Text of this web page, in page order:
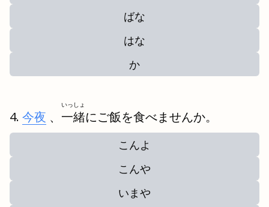
ばな
はな
か
今夜 、 一緒
いっしょ
にご飯を食べませんか。
こんよ
こんや
いまや